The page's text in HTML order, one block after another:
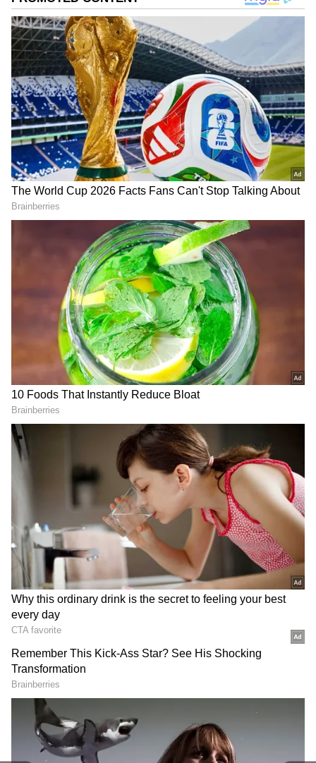
గూగుల్‌లో ఆసక్తికరమైన సమాచారం కోసం ఏసియానెట్ తెలుగు
ను మీ ఫ్రిఫర్డ్ సోర్స్ గా ఎంచుకోండి
2
Image Credit :Chandrababu Twitter
మరో పెద్ద సవాల్..
అయితే ఇప్పుడు కూటమి ప్రభుత్వం ముందు మరో సవాల్
ఉంది. ప్రభుత్వానికి వ్యతిరేకంగా వైసీపీ సృష్టిస్తోన్న ఫేక్
ప్రచారాలను తరిమికొట్టాలి. దానికోసం కేడర్ కలిసి పని
చేయాలని మంత్రులకు సీఎం చంద్రబాబు చెప్పారు. ఈ
క్రమంలోనే వైసీపీ వర్గం వ్యాప్తి చేస్తోన్న ఫేక్ ప్రచారాలను
బయటపెట్టాలని సీఎం చంద్రబాబు తన మంత్రివర్గ
మంత్రులకు స్పష్టంగా సూచించారు.
Related Articles
Chandrababu: అట్లుంటది బాబుతో.! ఢిల్లీలో ఏపీ
సీఎం మాస్ ఎలివేషన్ చూస్తే మతిపోతోంది
Chandrababu: 45 ఏళ్ల రాజకీయ ప్రస్థానం.. 15 ఏళ్ల
ముఖ్యమంత్రిగా అరుదైన రికార్డు.. రాజకీయ